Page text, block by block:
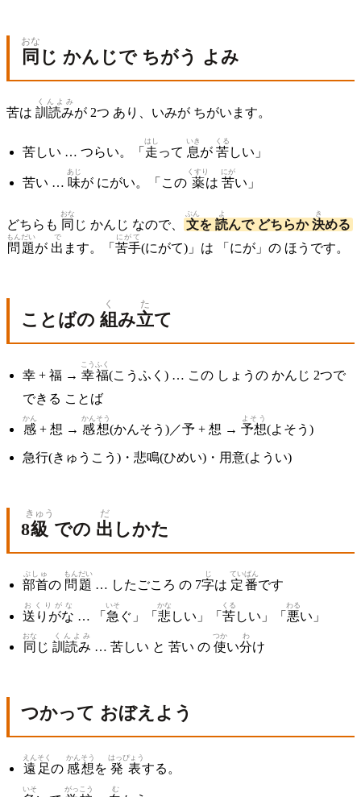
同
おな
じ かんじで ちがう よみ
苦は 訓読み
くんよみ
が 2つ あり、いみが ちがいます。
苦しい … つらい。「 走
はし
って 息
いき
が 苦
くる
しい」
苦い … 味
あじ
が にがい。「この 薬
くすり
は 苦
にが
い」
どちらも 同
おな
じ かんじ なので、 文
ぶん
を 読
よ
んで どちらか決
き
める
問題
もんだい
が 出
で
ます。「 苦手
にがて
(にがて)」は 「にが」の ほうです。
ことばの 組
く
み立
た
て
幸 + 福 → 幸福
こうふく
(こうふく) … この しょうの かんじ 2つで
できる ことば
感
かん
+ 想 → 感想
かんそう
(かんそう)／予 + 想 → 予想
よそう
(よそう)
急行(きゅうこう)・悲鳴(ひめい)・用意(ようい)
8級
きゅう
での 出
だ
しかた
部首
ぶしゅ
の 問題
もんだい
… したごころ の 7字
じ
は 定番
ていばん
です
送りがな
おくりがな
… 「 急
いそ
ぐ」「 悲
かな
しい」「 苦
くる
しい」「 悪
わる
い」
同
おな
じ 訓読み
くんよみ
… 苦しい と 苦い の 使
つか
い分
わ
け
つかって おぼえよう
遠足
えんそく
の 感想
かんそう
を 発表
はっぴょう
する。
いそ がっこう む